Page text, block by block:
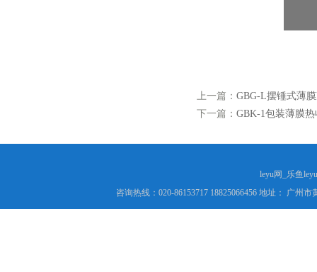
上一篇： GBG-L摆锤式薄
下一篇： GBK-1包装薄膜
leyu网_乐鱼
咨询热线：020-86153717 18825066456 地址： 广州